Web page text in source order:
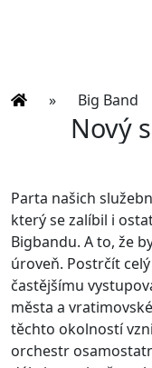
» Big Band
Nový
Parta našich
který se zalíbil i
Bigbandu. A to, že
úroveň. Postrčít
častějšímu
města a
těchto okolností
orchestr